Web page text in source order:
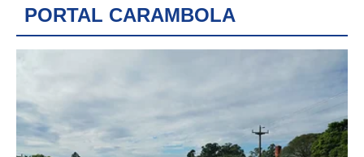
PORTAL CARAMBOLA